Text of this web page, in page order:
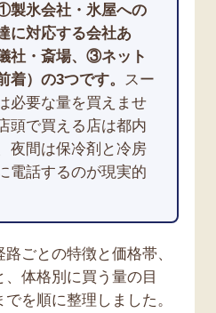
製氷会社・氷屋への
に対応する会社あ
社・斎場、③ネット
着）の3つです。 スー
必要な量を買えませ
頭で買える店は都内
夜間は保冷剤と冷房
電話するのが現実的
ごとの特徴と価格帯、
体格別に買う量の目
を順に整理しました。